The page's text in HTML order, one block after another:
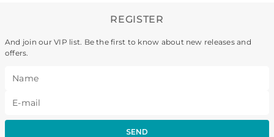
REGISTER
And join our VIP list. Be the first to know about new releases and
offers.
SEND